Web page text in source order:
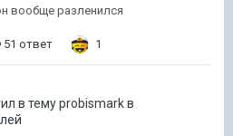
вообще разленился
51 ответ 1
в тему probismark в